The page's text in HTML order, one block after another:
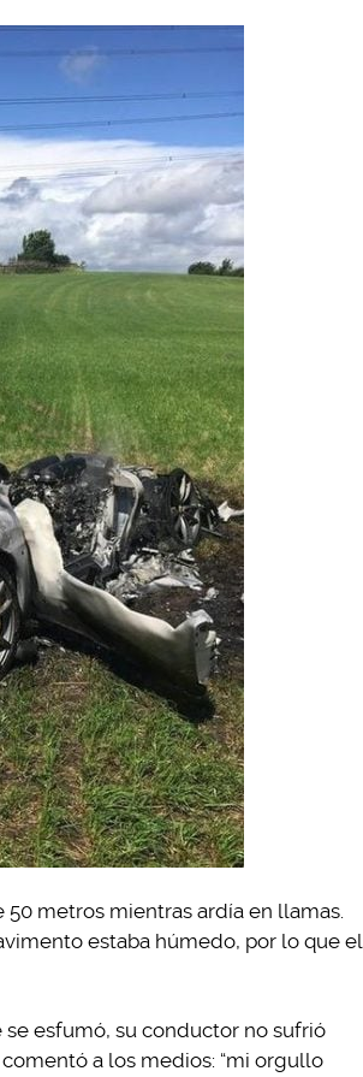
metros mientras ardía en llamas.
estaba húmedo, por lo que el
esfumó, su conductor no sufrió
a los medios: “mi orgullo